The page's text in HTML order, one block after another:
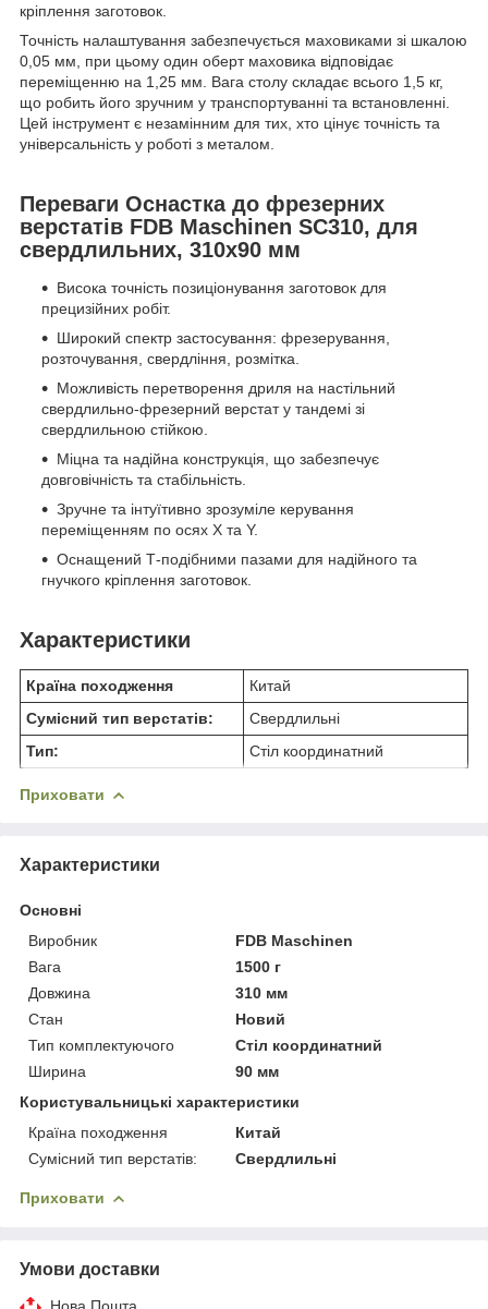
кріплення заготовок.
Точність налаштування забезпечується маховиками зі шкалою
0,05 мм, при цьому один оберт маховика відповідає
переміщенню на 1,25 мм. Вага столу складає всього 1,5 кг,
що робить його зручним у транспортуванні та встановленні.
Цей інструмент є незамінним для тих, хто цінує точність та
універсальність у роботі з металом.
Переваги Оснастка до фрезерних
верстатів FDB Maschinen SC310, для
свердлильних, 310х90 мм
Висока точність позиціонування заготовок для
прецизійних робіт.
Широкий спектр застосування: фрезерування,
розточування, свердління, розмітка.
Можливість перетворення дриля на настільний
свердлильно-фрезерний верстат у тандемі зі
свердлильною стійкою.
Міцна та надійна конструкція, що забезпечує
довговічність та стабільність.
Зручне та інтуїтивно зрозуміле керування
переміщенням по осях X та Y.
Оснащений Т-подібними пазами для надійного та
гнучкого кріплення заготовок.
Характеристики
Країна походження
Китай
Сумісний тип верстатів:
Свердлильні
Тип:
Стіл координатний
Приховати
Характеристики
Основні
Виробник
FDB Maschinen
Вага
1500 г
Довжина
310 мм
Стан
Новий
Тип комплектуючого
Стіл координатний
Ширина
90 мм
Користувальницькі характеристики
Країна походження
Китай
Сумісний тип верстатів:
Свердлильні
Приховати
Умови доставки